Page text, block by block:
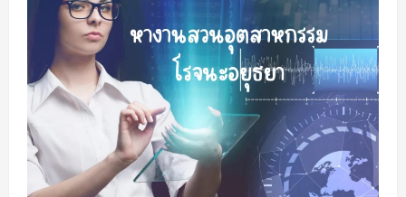
อะไร
น่า
สนใจ